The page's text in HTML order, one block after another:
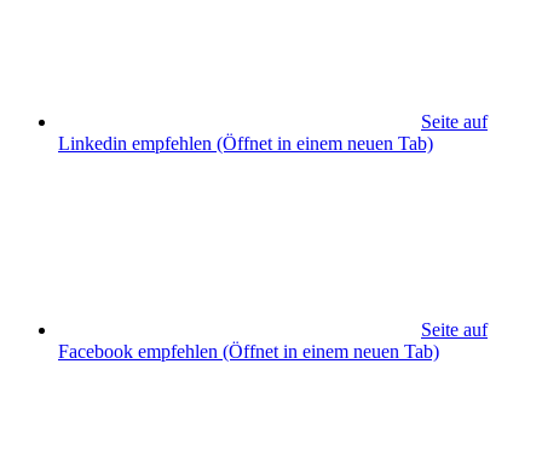
Seite auf
Linkedin empfehlen (Öffnet in einem neuen Tab)
Seite auf
Facebook empfehlen (Öffnet in einem neuen Tab)